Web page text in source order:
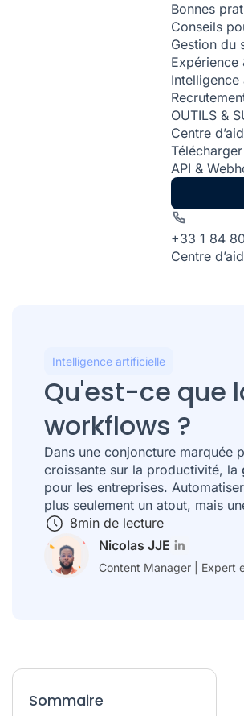
Bonnes
Conseils
Gestion du
Expérience
OUTILS &
Centre
API &
+33 1 84
Centre
Intelligence artificielle
Qu'est-ce que
workflows ?
Dans une conjoncture marquée
croissante sur la productivité, la
pour les entreprises.
plus seulement un atout, mais
8min de lecture
Nicolas JJE
Content Manager | Expert
Sommaire